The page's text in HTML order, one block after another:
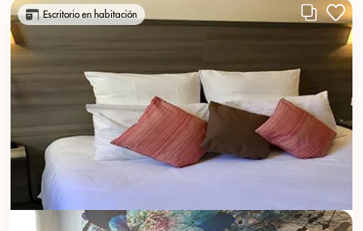
Escritorio en habitación